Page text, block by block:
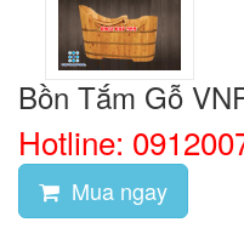
Bồn Tắm Gỗ
Hotline:
Mua ngay